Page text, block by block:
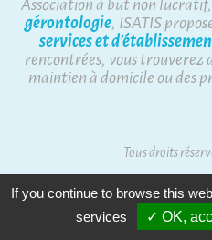
Association à but non
gérontologie, ISATIS
services et
rencontrées, vous trouverez
maintien à domicile ou des
Tous droits
If you continue to browse this
services
✓ OK,